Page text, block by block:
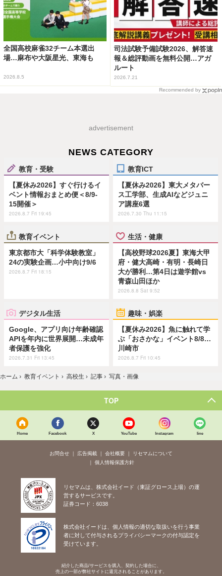
全国高校麻雀32チーム本選出
場…麻布や大阪星光、東海も
2026.8.5
司法試験予備試験2026、解答速
報＆総評動画を無料公開…アガ
ルート
2026.7.21
Recommended by
advertisement
NEWS CATEGORY
教育・受験
【夏休み2026】すぐ行けるイ
ベント情報おまとめ便＜8/9-
15開催＞
2026.8.7 Fri 19:45
教育ICT
【夏休み2026】東大メタバー
ス工学部、生成AIなどジュニ
ア講座6選
2026.7.30 Thu 11:15
教育イベント
東京都市大「科学体験教室」
24の実験企画…小中向け9/6
2026.8.7 Fri 18:15
生活・健康
【高校野球2026夏】東海大甲
府・健大高崎・有明・長崎日
大が勝利…第4日は遊学館vs
青森山田ほか
2026.8.8 Sat 9:52
デジタル生活
Google、アプリ向け年齢確認
APIを年内に世界展開…未成年
者保護を強化
2026.7.31 Fri 13:45
趣味・娯楽
【夏休み2026】魚に触れて学
ぶ「おさかな」イベント8/8…
川崎市
2026.8.7 Fri 10:45
ホーム › 教育イベント › 高校生 › 記事 › 写真・画像
TOP
Home Facebook X YouTube Instagram line
お問合せ 広告掲載 会社概要
リセマムについて
個人情報保護方針
リセマムは、株式会社イード（東証グロース上場）の運
営するサービスです。
証券コード：6038
株式会社イードは、個人情報の適切な取扱いを行う事業
者に対して付与されるプライバシーマークの付与認定を
受けています。
紹介した商品/サービスを購入、契約した場合に、
売上の一部が弊社サイトに還元されることがあります。